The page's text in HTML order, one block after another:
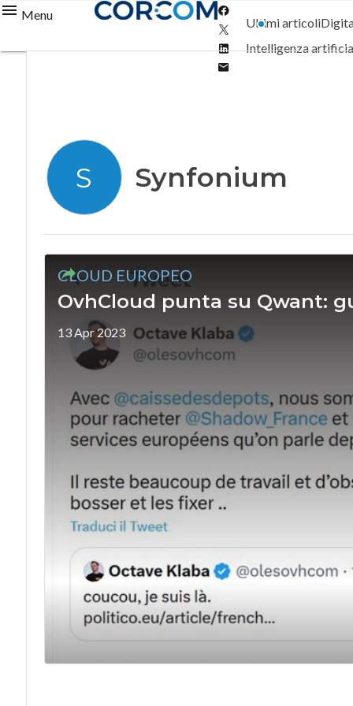
Menu
Twitter
Linkedin
Ultimi articoli
Intelligenza
S Synfonium
CLOUD EUROPEO
OvhCloud punta su Qwant:
13 Apr 2023